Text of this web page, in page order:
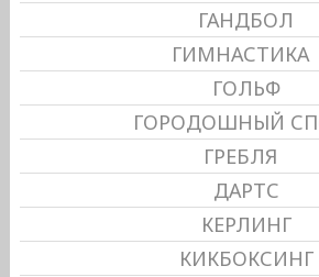
ГАНДБОЛ
ГИМНАСТИКА
ГОЛЬФ
ГОРОДОШНЫЙ
ГРЕБЛЯ
ДАРТС
КЕРЛИНГ
КИКБОКСИНГ